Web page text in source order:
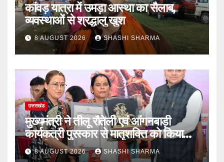
कांवड़ यात्रा में उमड़ा आस्था का सैलाब,
व्यवस्थाओं से श्रद्धालु खुश
8 AUGUST 2026 SHASHI SHARMA
उत्तराखंड
मुख्यमंत्री ने तीलू रौतेली एवं आंगनबाड़ी
कार्यकत्री पुरस्कार से मातृशक्ति को किया
सम्मानित
8 AUGUST 2026 SHASHI SHARMA